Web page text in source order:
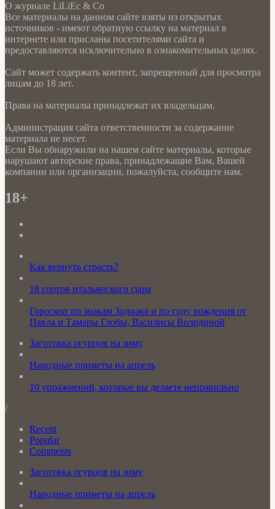
О журнале LiLiEc & Co
Все материалы на данном сайте взяты из открытых
источников - имеют обратную ссылку на материал в
интернете или присланы посетителями сайта и
предоставляются исключительно в ознакомительных целях.
Сайт может содержать контент, запрещенный для просмотра
лицам до 18 лет.
Права на материалы принадлежат их владельцам.
Администрация сайта ответственности за содержание
материала не несет.
Если Вы обнаружили на нашем сайте материалы, которые
нарушают авторские права, принадлежащие Вам, Вашей
компании или организации, пожалуйста, сообщите нам.
18+
Как вернуть страсть?
18 сортов итальянского сыра
Гороскоп по знакам Зодиака и по году рождения от
Павла и Тамары Глобы, Василисы Володиной
Заготовка огурцов на зиму
Народные приметы на апрель
10 упражнений, которые вы делаете неправильно
/
Recent
Popular
Comments
Заготовка огурцов на зиму
Народные приметы на апрель